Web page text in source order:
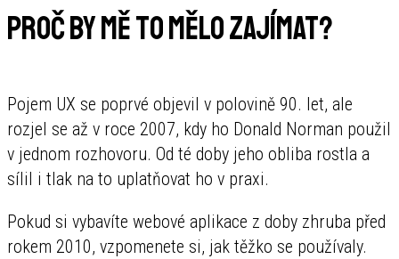
Proč by mě to mělo zajímat?
Pojem UX se poprvé objevil v polovině 90. let, ale
rozjel se až v roce 2007, kdy ho Donald Norman použil
v jednom rozhovoru. Od té doby jeho obliba rostla a
sílil i tlak na to uplatňovat ho v praxi.
Pokud si vybavíte webové aplikace z doby zhruba před
rokem 2010, vzpomenete si, jak těžko se používaly.